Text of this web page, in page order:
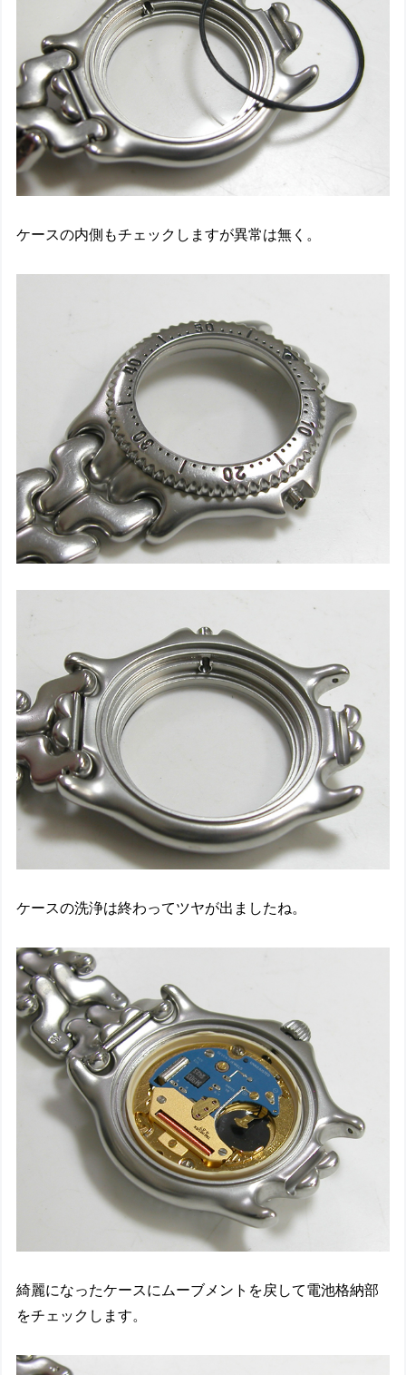
ケースの内側もチェックしますが異常は無く。
ケースの洗浄は終わってツヤが出ましたね。
綺麗になったケースにムーブメントを戻して電池格納部
をチェックします。